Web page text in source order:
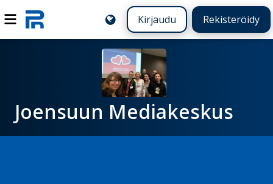
Kirjaudu Rekisteröidy
Joensuun Mediakeskus